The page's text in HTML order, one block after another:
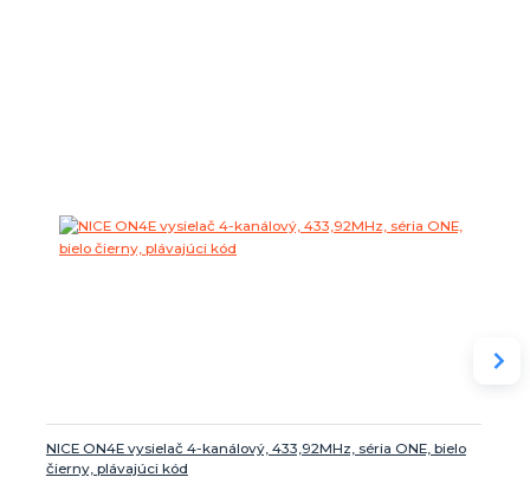
NICE ON4E vysielač 4-kanálový, 433,92MHz, séria ONE, bielo
čierny, plávajúci kód